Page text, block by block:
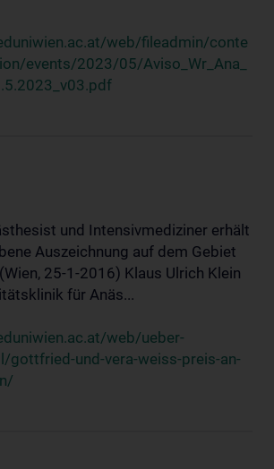
web/fileadmin/conte
events/2023/05/Aviso_Wr_Ana_
und Intensivmediziner erhält
Auszeichnung auf dem Gebiet
25-1-2016) Klaus Ulrich Klein
für Anäs...
web/ueber-
gottfried-und-vera-weiss-preis-an-